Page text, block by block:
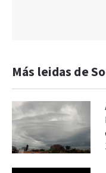
Más leidas de